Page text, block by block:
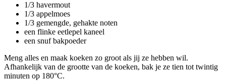
1/3 havermout
1/3 appelmoes
1/3 gemengde, gehakte noten
een flinke eetlepel kaneel
een snuf bakpoeder
Meng alles en maak koeken zo groot als jij ze hebben wil.
Afhankelijk van de grootte van de koeken, bak je ze tien tot twintig
minuten op 180°C.